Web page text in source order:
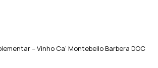
– Vinho Ca’ Montebello Barbera DOC